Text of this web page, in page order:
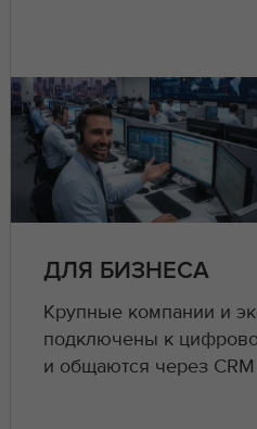
ДЛЯ БИЗНЕСА
Крупные компании и
подключены к
и общаются через